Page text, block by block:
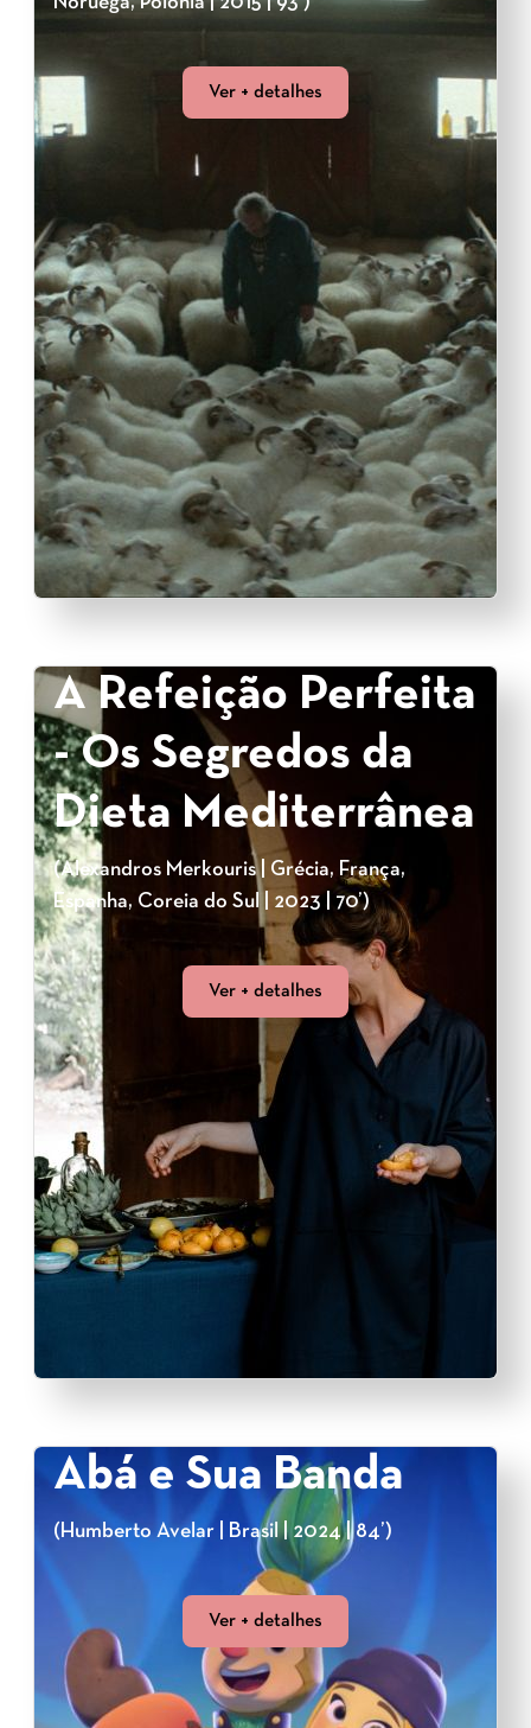
Ver + detalhes
A Refeição Perfeita
- Os Segredos da
Dieta Mediterrânea
(Alexandros Merkouris | Grécia, França,
Espanha, Coreia do Sul | 2023 | 70’)
Ver + detalhes
Abá e Sua Banda
(Humberto Avelar | Brasil | 2024 | 84’)
Ver + detalhes